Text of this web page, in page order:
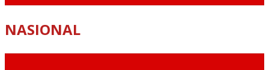
NASIONAL